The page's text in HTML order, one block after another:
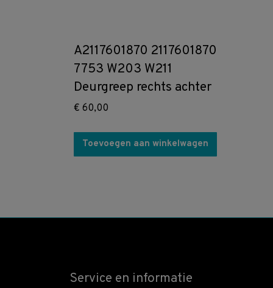
A2117601870 2117601870
7753 W203 W211
Deurgreep rechts achter
€ 60,00
Toevoegen aan winkelwagen
Service en informatie